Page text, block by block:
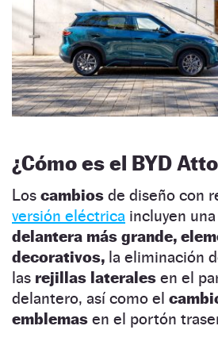
¿Cómo es el BYD
Los cambios de diseño con
versión eléctrica incluyen una
delantera más grande,
decorativos, la eliminación
las rejillas laterales en el
delantero, así como el
emblemas en el portón